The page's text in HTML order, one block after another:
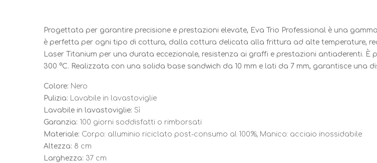
Progettata per garantire precisione e prestazioni elevate, Eva Trio Professional è una
è perfetta per ogni tipo di cottura, dalla cottura delicata alla frittura ad alte temperature,
Laser Titanium per una durata eccezionale, resistenza ai graffi e prestazioni antiaderenti.
300 °C. Realizzata con una solida base sandwich da 10 mm e lati da 7 mm, garantisce una
Colore: Nero
Pulizia: Lavabile in lavastoviglie
Lavabile in lavastoviglie: Sì
Garanzia: 100 giorni soddisfatti o rimborsati
Materiale: Corpo: alluminio riciclato post-consumo al 100%; Manico: acciaio inossidabile
Altezza: 8 cm
Larghezza: 37 cm